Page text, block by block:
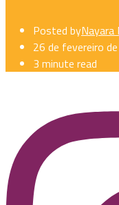
Posted byNayara
26 de fevereiro
3 minute read